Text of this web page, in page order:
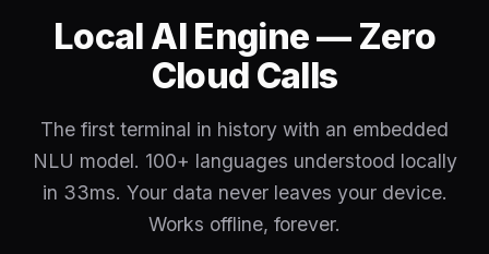
Local AI Engine — Zero
Cloud Calls
The first terminal in history with an embedded
NLU model. 100+ languages understood locally
in 33ms. Your data never leaves your device.
Works offline, forever.